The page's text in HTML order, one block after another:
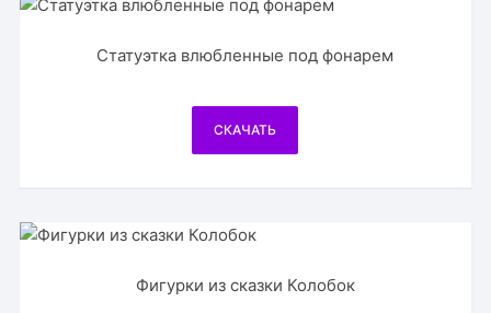
Статуэтка влюбленные под фонарем
СКАЧАТЬ
Фигурки из сказки Колобок